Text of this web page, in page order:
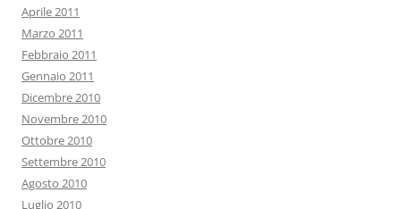
Aprile 2011
Marzo 2011
Febbraio 2011
Gennaio 2011
Dicembre 2010
Novembre 2010
Ottobre 2010
Settembre 2010
Agosto 2010
Luglio 2010